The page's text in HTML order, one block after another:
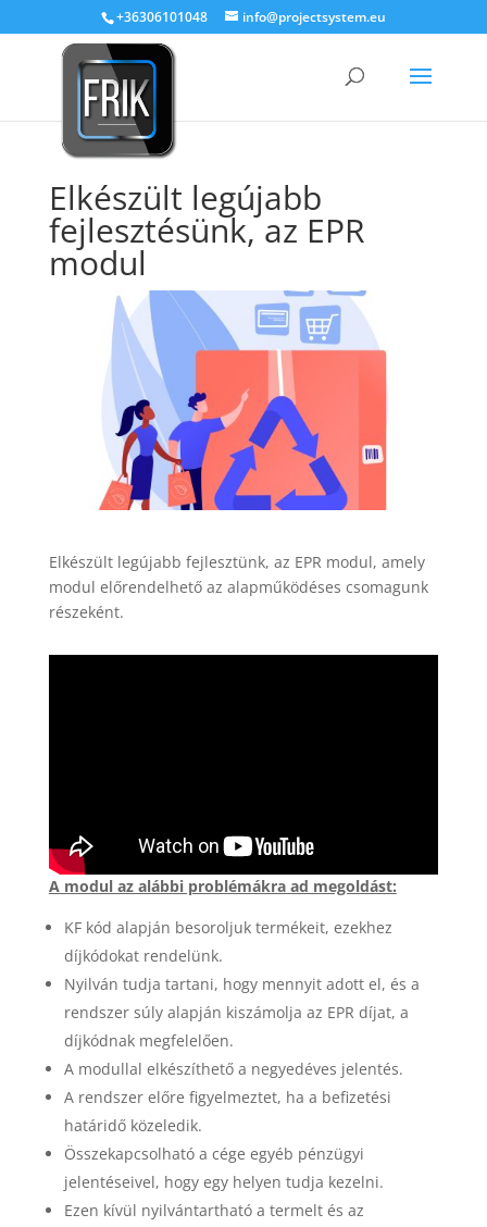
+36306101048 info@projectsystem.eu
Elkészült legújabb
fejlesztésünk, az EPR
modul
Elkészült legújabb fejlesztünk, az EPR modul, amely
modul előrendelhető az alapműködéses csomagunk
részeként.
A modul az alábbi problémákra ad megoldást:
KF kód alapján besoroljuk termékeit, ezekhez
díjkódokat rendelünk.
Nyilván tudja tartani, hogy mennyit adott el, és a
rendszer súly alapján kiszámolja az EPR díjat, a
díjkódnak megfelelően.
A modullal elkészíthető a negyedéves jelentés.
A rendszer előre figyelmeztet, ha a befizetési
határidő közeledik.
Összekapcsolható a cége egyéb pénzügyi
jelentéseivel, hogy egy helyen tudja kezelni.
Ezen kívül nyilvántartható a termelt és az